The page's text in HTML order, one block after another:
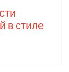
в стиле